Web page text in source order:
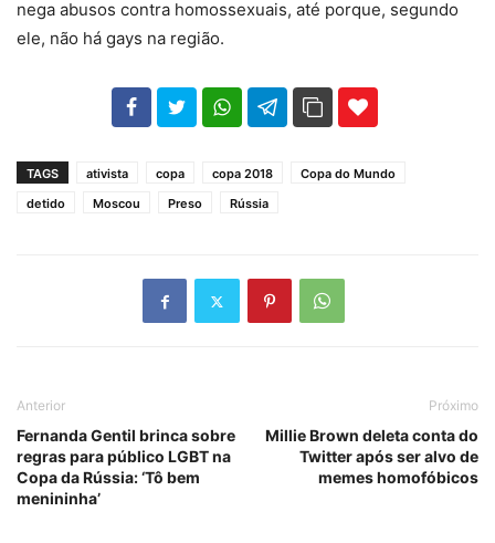
nega abusos contra homossexuais, até porque, segundo
ele, não há gays na região.
102 35
TAGS ativista copa copa 2018
Copa do Mundo
detido
Moscou Preso Rússia
Anterior
Fernanda Gentil brinca sobre
regras para público LGBT na
Copa da Rússia: ‘Tô bem
menininha’
Próximo
Millie Brown deleta conta do
Twitter após ser alvo de
memes homofóbicos